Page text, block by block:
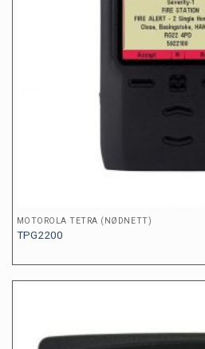
MOTOROLA TETRA (NØDNETT)
TPG2200